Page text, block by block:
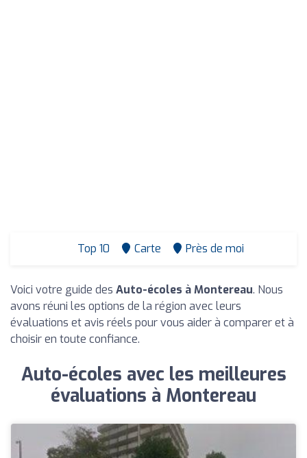
Top 10 Carte Près de moi
Voici votre guide des Auto-écoles à Montereau. Nous
avons réuni les options de la région avec leurs
évaluations et avis réels pour vous aider à comparer et à
choisir en toute confiance.
Auto-écoles avec les meilleures
évaluations à Montereau